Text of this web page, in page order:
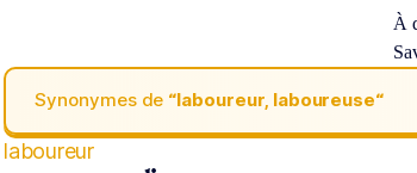
À
Synonymes de “laboureur, laboureuse“
laboureur